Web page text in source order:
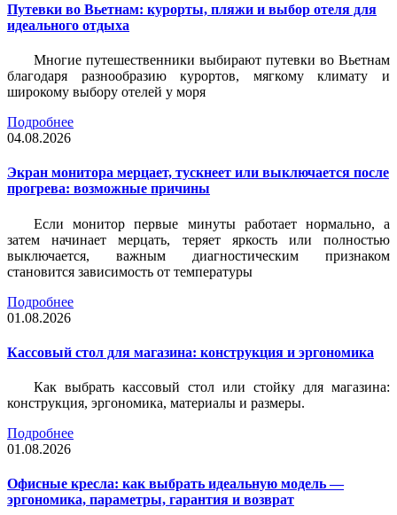
Путевки во Вьетнам: курорты, пляжи и выбор отеля для
идеального отдыха
Многие путешественники выбирают путевки во Вьетнам
благодаря разнообразию курортов, мягкому климату и
широкому выбору отелей у моря
Подробнее
04.08.2026
Экран монитора мерцает, тускнеет или выключается после
прогрева: возможные причины
Если монитор первые минуты работает нормально, а
затем начинает мерцать, теряет яркость или полностью
выключается, важным диагностическим признаком
становится зависимость от температуры
Подробнее
01.08.2026
Кассовый стол для магазина: конструкция и эргономика
Как выбрать кассовый стол или стойку для магазина:
конструкция, эргономика, материалы и размеры.
Подробнее
01.08.2026
Офисные кресла: как выбрать идеальную модель —
эргономика, параметры, гарантия и возврат